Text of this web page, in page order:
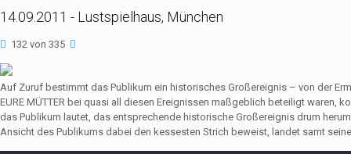
14.09.2011 - Lustspielhaus, München
132 von 335
Auf Zuruf bestimmt das Publikum ein historisches Großereignis – von der
EURE MÜTTER bei quasi all diesen Ereignissen maßgeblich beteiligt waren,
das Publikum lautet, das entsprechende historische Großereignis drum
Ansicht des Publikums dabei den kessesten Strich beweist, landet samt